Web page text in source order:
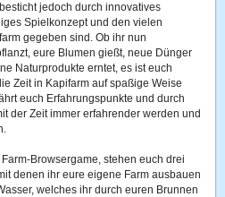
jedoch durch innovatives
Spielkonzept und den vielen
gegeben sind. Ob ihr nun
eure Blumen gießt, neue Dünger
Naturprodukte erntet, es ist euch
Zeit in Kapifarm auf spaßige Weise
euch Erfahrungspunkte und durch
der Zeit immer erfahrender werden und
Browsergame, stehen euch drei
denen ihr eure eigene Farm ausbauen
welches ihr durch euren Brunnen